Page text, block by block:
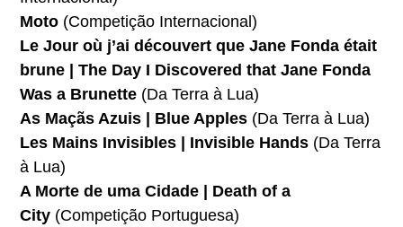
Moto (Competição Internacional)
Le Jour où j’ai découvert que Jane Fonda était
brune | The Day I Discovered that Jane Fonda
Was a Brunette (Da Terra à Lua)
As Maçãs Azuis | Blue Apples (Da Terra à Lua)
Les Mains Invisibles | Invisible Hands (Da Terra
à Lua)
A Morte de uma Cidade | Death of a
City (Competição Portuguesa)